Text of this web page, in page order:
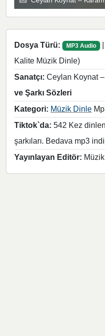
Dosya Türü: MP3 Audio |
Kalite Müzik Dinle)
Sanatçı: Ceylan Koynat
ve Şarkı Sözleri
Kategori: Müzik Dinle
Tiktok`da: 542 Kez
şarkıları. Bedava mp3
Yayınlayan Editör: